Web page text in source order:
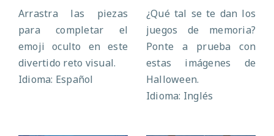
Arrastra las piezas
para completar el
emoji oculto en este
divertido reto visual.
Idioma: Español
¿Qué tal se te dan los
juegos de memoria?
Ponte a prueba con
estas imágenes de
Halloween.
Idioma: Inglés